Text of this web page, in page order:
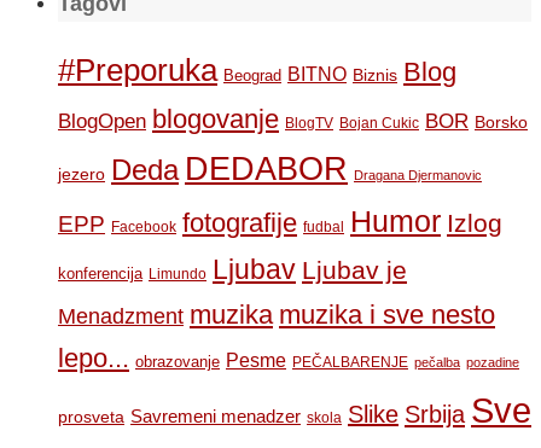
#Preporuka Beograd BITNO Biznis Blog
BlogOpen blogovanje BlogTV Bojan Cukic BOR Borsko
jezero Deda DEDABOR Dragana Djermanovic
EPP Facebook fotografije fudbal Humor Izlog
konferencija Limundo Ljubav Ljubav je
Menadzment muzika muzika i sve nesto
lepo... obrazovanje Pesme PEČALBARENJE pečalba pozadine
prosveta Savremeni menadzer skola Slike Srbija Sve